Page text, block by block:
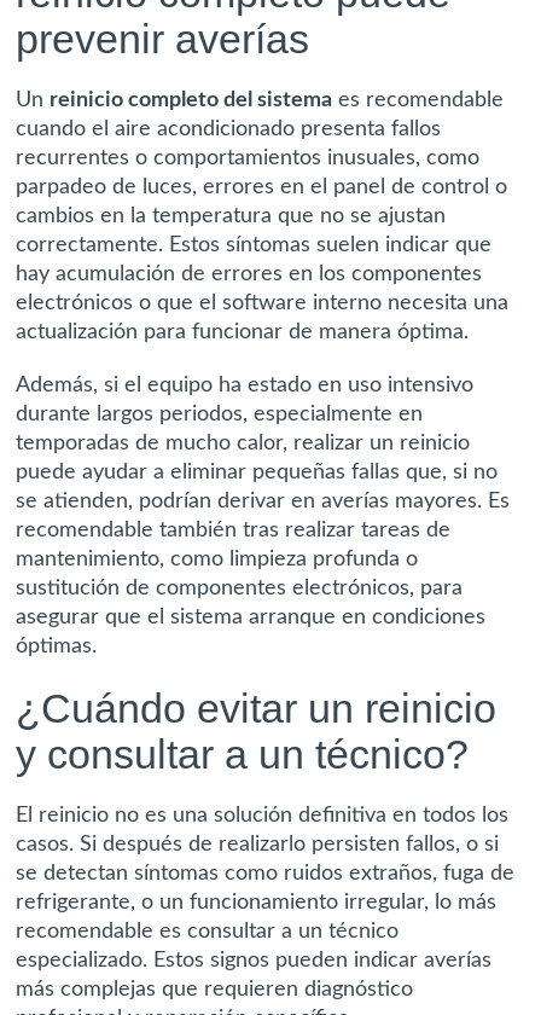
prevenir averías
Un reinicio completo del sistema es recomendable
cuando el aire acondicionado presenta fallos
recurrentes o comportamientos inusuales, como
parpadeo de luces, errores en el panel de control o
cambios en la temperatura que no se ajustan
correctamente. Estos síntomas suelen indicar que
hay acumulación de errores en los componentes
electrónicos o que el software interno necesita una
actualización para funcionar de manera óptima.
Además, si el equipo ha estado en uso intensivo
durante largos periodos, especialmente en
temporadas de mucho calor, realizar un reinicio
puede ayudar a eliminar pequeñas fallas que, si no
se atienden, podrían derivar en averías mayores. Es
recomendable también tras realizar tareas de
mantenimiento, como limpieza profunda o
sustitución de componentes electrónicos, para
asegurar que el sistema arranque en condiciones
óptimas.
¿Cuándo evitar un reinicio
y consultar a un técnico?
El reinicio no es una solución definitiva en todos los
casos. Si después de realizarlo persisten fallos, o si
se detectan síntomas como ruidos extraños, fuga de
refrigerante, o un funcionamiento irregular, lo más
recomendable es consultar a un técnico
especializado. Estos signos pueden indicar averías
más complejas que requieren diagnóstico